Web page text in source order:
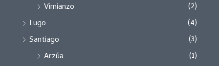
Vimianzo
(2)
Lugo
(4)
Santiago
(3)
Arzúa
(1)